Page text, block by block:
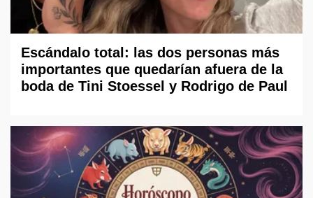
Escándalo total: las dos personas más
importantes que quedarían afuera de la
boda de Tini Stoessel y Rodrigo de Paul